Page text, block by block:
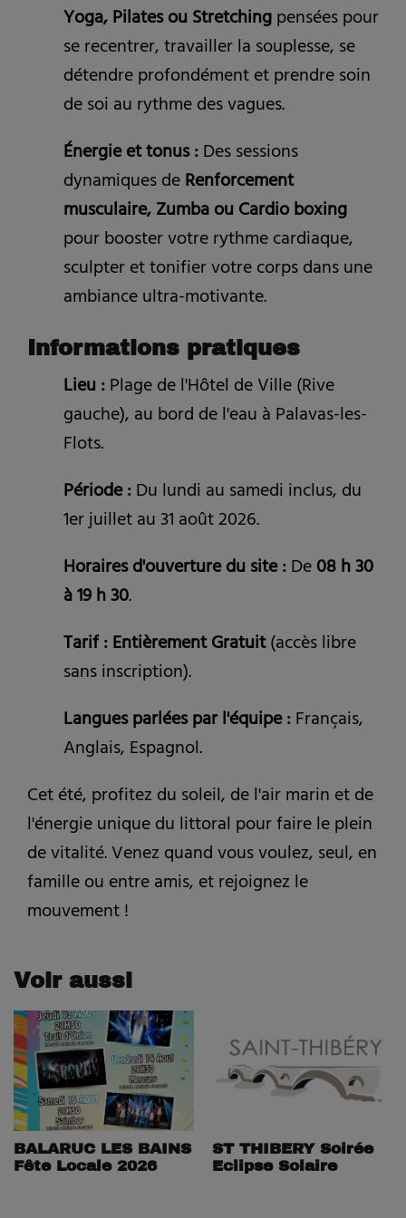
Yoga, Pilates ou Stretchingpensées pour
se recentrer, travailler la souplesse, se
détendre profondément et prendre soin
de soi au rythme des vagues.
Énergie et tonus :Des sessions
dynamiques deRenforcement
musculaire, Zumba ou Cardio boxing
pour booster votre rythme cardiaque,
sculpter et tonifier votre corps dans une
ambiance ultra-motivante.
Informations pratiques
Lieu :Plage de l'Hôtel de Ville (Rive
gauche), au bord de l'eau à Palavas-les-
Flots.
Période :Du lundi au samedi inclus, du
1er juillet au 31 août 2026.
Horaires d'ouverture du site :De08 h 30
à 19 h 30.
Tarif : Entièrement Gratuit(accès libre
sans inscription).
Langues parlées par l'équipe :Français,
Anglais, Espagnol.
Cet été, profitez du soleil, de l'air marin et de
l'énergie unique du littoral pour faire le plein
de vitalité. Venez quand vous voulez, seul, en
famille ou entre amis, et rejoignez le
mouvement !
Voir aussi
BALARUC LES BAINS
Fête Locale 2026
ST THIBERY Soirée
Eclipse Solaire